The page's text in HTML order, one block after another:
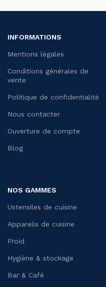
INFORMATIONS
Mentions légales
Conditions générales de
vente
Politique de confidentialité
Nous contacter
Ouverture de compte
Blog
NOS GAMMES
Ustensiles de cuisine
Appareils de cuisine
Froid
Hygiène & stockage
Bar & Café